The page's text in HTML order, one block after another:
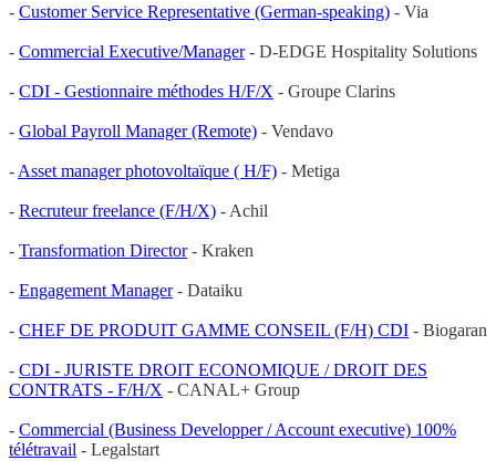
- Customer Service Representative (German-speaking) - Via
- Commercial Executive/Manager- D-EDGE Hospitality Solutions
- CDI - Gestionnaire méthodes H/F/X - Groupe Clarins
- Global Payroll Manager (Remote) - Vendavo
- Asset manager photovoltaïque ( H/F) - Metiga
- Recruteur freelance (F/H/X) - Achil
- Transformation Director- Kraken
- Engagement Manager- Dataiku
- CHEF DE PRODUIT GAMME CONSEIL (F/H) CDI - Biogaran
- CDI - JURISTE DROIT ECONOMIQUE / DROIT DES
CONTRATS - F/H/X - CANAL+ Group
- Commercial (Business Developper / Account executive) 100%
télétravail - Legalstart